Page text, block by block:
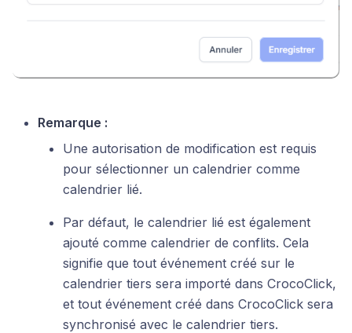
Remarque :
Une autorisation de modification est requis
pour sélectionner un calendrier comme
calendrier lié.
Par défaut, le calendrier lié est également
ajouté comme calendrier de conflits. Cela
signifie que tout événement créé sur le
calendrier tiers sera importé dans CrocoClick,
et tout événement créé dans CrocoClick sera
synchronisé avec le calendrier tiers.